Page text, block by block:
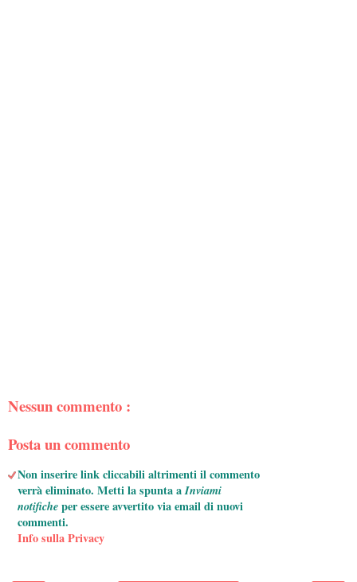
Nessun commento :
Posta un commento
Non inserire link cliccabili altrimenti il commento
verrà eliminato. Metti la spunta aInviami
notificheper essere avvertito via email di nuovi
commenti.
Info sulla Privacy